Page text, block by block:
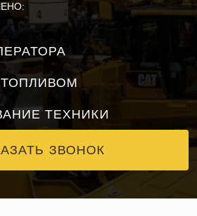
ТЕХНИКИ
ЗВОНОК